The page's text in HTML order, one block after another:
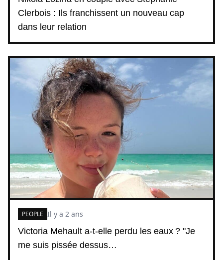
Clerbois : Ils franchissent un nouveau cap
dans leur relation
Victoria Mehault a-t-elle perdu les eaux ? "Je
me suis pissée dessus…
PEOPLE Il y a 2 ans